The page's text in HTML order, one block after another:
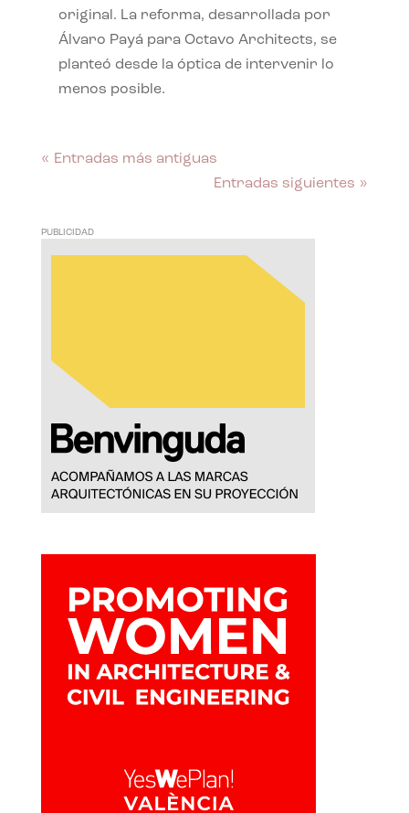
original. La reforma, desarrollada por
Álvaro Payá para Octavo Architects, se
planteó desde la óptica de intervenir lo
menos posible.
« Entradas más antiguas
Entradas siguientes »
PUBLICIDAD